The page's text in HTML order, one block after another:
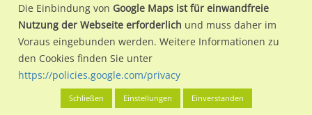
aktuelleStandortinformationenundLeistungswerte. Damit
kannst du dich schon vor der Buchung im Detail über den
Standort, seine Reichweite und Werbewirkung sowie
eventuelle Beschränkungen in den zugelassenen
Werbeinhalten informieren.
Alles klar? Dann findest du direkt im unteren Teil dieser Seite
Die Einbindung von Google Maps ist für einwandfreie
Nutzung der Webseite erforderlich und muss daher im
Voraus eingebunden werden. Weitere Informationen zu
den Cookies finden Sie unter
https://policies.google.com/privacy
Schließen Einstellungen Einverstanden